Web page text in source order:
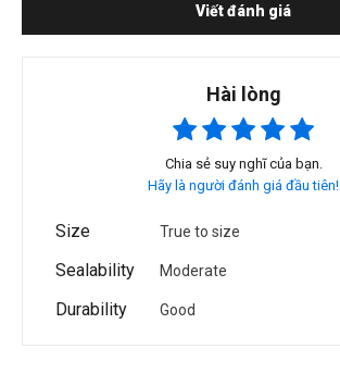
Viết đánh giá
Hài lòng
Chia sẻ suy nghĩ của bạn.
Hãy là người đánh giá đầu tiên!
Size True to size
Sealability
Moderate
Durability
Good